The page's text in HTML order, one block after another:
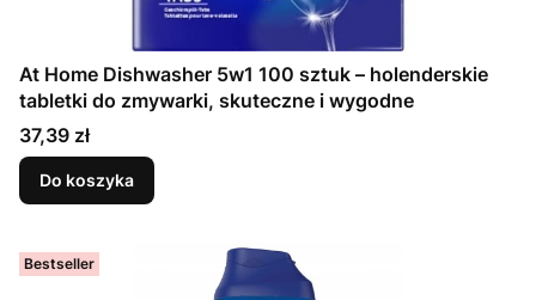
At Home Dishwasher 5w1 100 sztuk – holenderskie
tabletki do zmywarki, skuteczne i wygodne
Cena
37,39 zł
Do koszyka
Bestseller